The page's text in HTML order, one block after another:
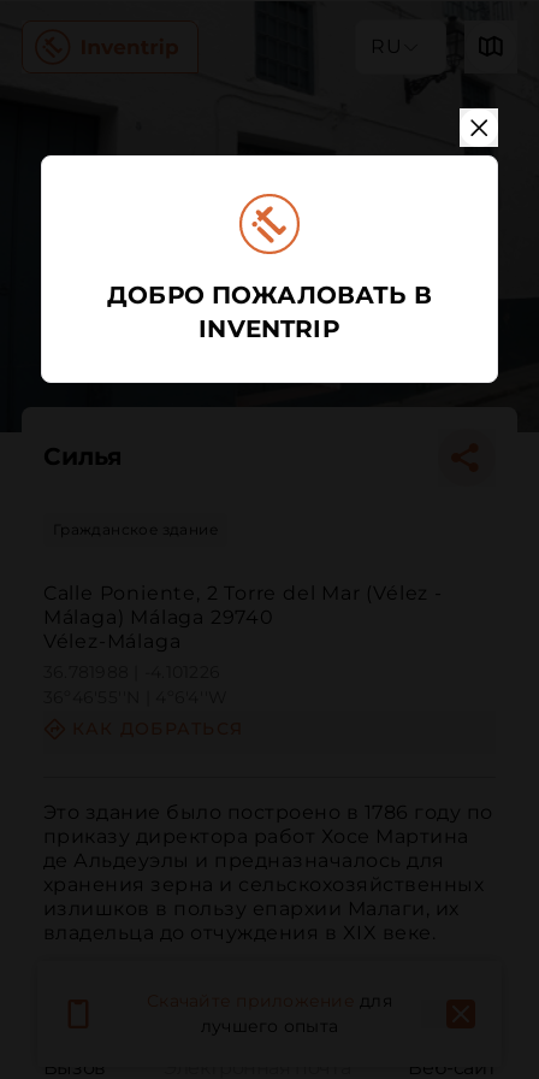
RU
Силья
Гражданское здание
Calle Poniente, 2 Torre del Mar (Vélez -
Málaga) Málaga 29740
Vélez-Málaga
Это здание было построено в 1786 году по
приказу директора работ Хосе Мартина
де Альдеуэлы и предназначалось для
хранения зерна и сельскохозяйственных
излишков в пользу епархии Малаги, их
владельца до отчуждения в XIX веке.
Вызов Веб-сайт
для
лучшего опыта
ДОБРО ПОЖАЛОВАТЬ В
INVENTRIP